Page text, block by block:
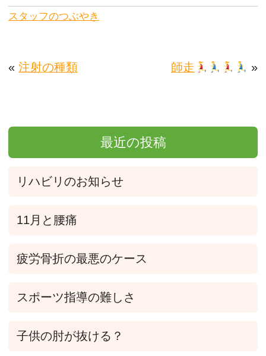
スタッフのつぶやき
« 注射の種類 師走 »
最近の投稿
リハビリのお知らせ
11月と腰痛
疲労骨折の最悪のケース
スポーツ指導の難しさ
子供の肘が抜ける？